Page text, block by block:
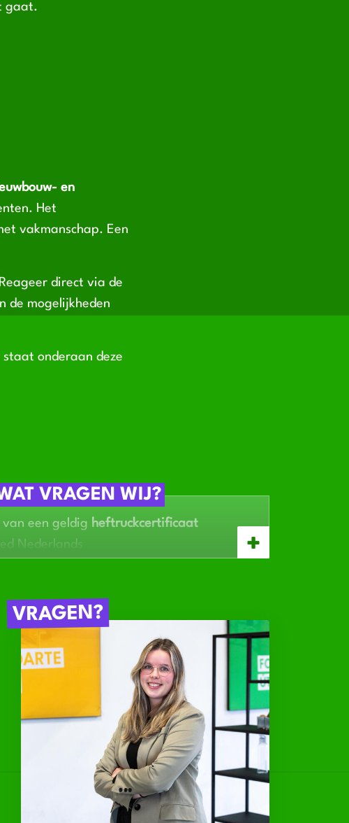
gaat.
en
Het
vakmanschap. Een
direct via de
de mogelijkheden
onderaan deze
VRAGEN WIJ?
een geldig heftruckcertificaat
Nederlands
ambitieus is
VRAGEN?